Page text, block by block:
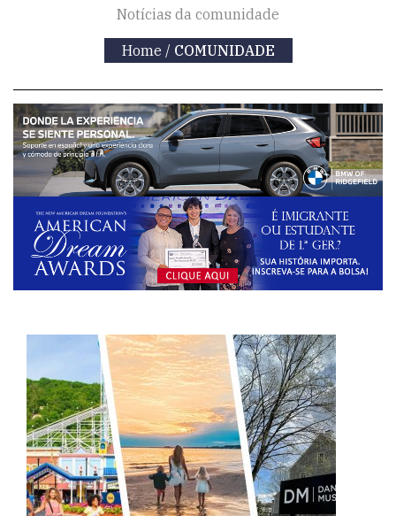
Notícias da comunidade
Home / COMUNIDADE